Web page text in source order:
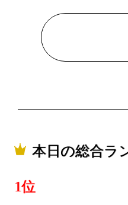
本日の総合ラ
1位